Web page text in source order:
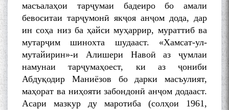
масъалаҳои тарҷумаи бадеиро бо амали
бевоситаи тарҷумонӣ якҷоя анҷом дода, дар
ин соҳа низ ба ҳайси муҳаррир, мураттиб ва
мутарҷим шинохта шудааст. «Хамсат-ул-
мутайирин»-и Алишери Навоӣ аз ҷумлаи
намунаи тарҷумаҳоест, ки аз ҷониби
Абдуқодир Маниёзов бо дарки масъулият,
маҳорат ва ниҳояти забондонӣ анҷом додааст.
Асари мазкур ду маротиба (солҳои 1961,